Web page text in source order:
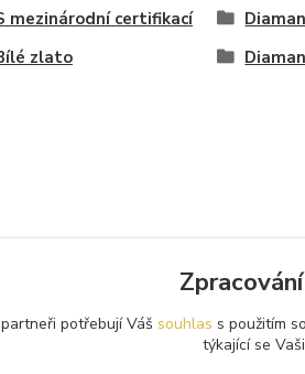
mezinárodní certifikací
zlato
potřebují Váš souhlas s použitím
týkající se